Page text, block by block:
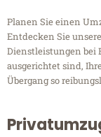
Planen Sie einen
Entdecken Sie
Dienstleistungen bei
ausgerichtet sind,
Übergang so